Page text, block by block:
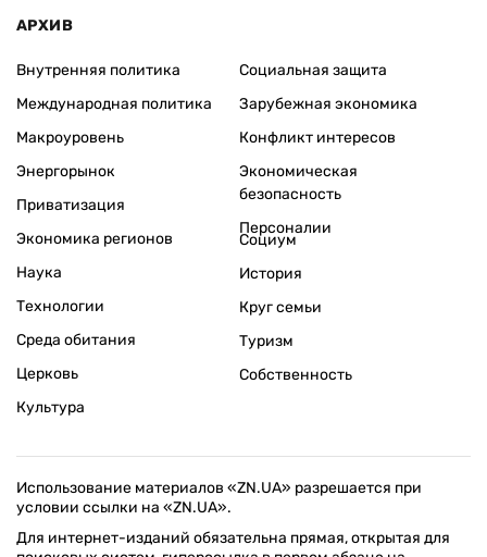
АРХИВ
Внутренняя политика
Международная политика
Макроуровень
Энергорынок
Приватизация
Экономика регионов
Социальная защита
Зарубежная экономика
Конфликт интересов
Экономическая
безопасность
Персоналии
Наука
Технологии
Среда обитания
Церковь
Культура
Социум
История
Круг семьи
Туризм
Собственность
Использование материалов «ZN.UA» разрешается при
условии ссылки на «ZN.UA».
Для интернет-изданий обязательна прямая, открытая для